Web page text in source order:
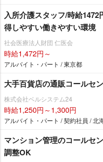
入所介護スタッフ/時給
得しやすい働きやすい環境
社会医療法人財団 仁医会
時給1,472円～
アルバイト・パート / 東京都
大手百貨店の通販コールセ
株式会社ベルシステム24
時給1,250円～1,300円
アルバイト・パート / 契約社員 / 北
マンション管理のコールセ
調整OK